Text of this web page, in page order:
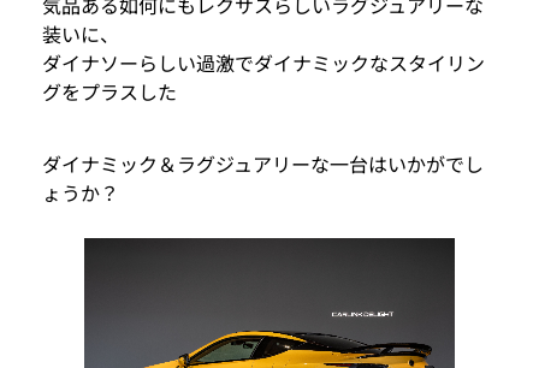
装いに、
ダイナソーらしい過激でダイナミックなスタイリン
グをプラスした
ダイナミック＆ラグジュアリーな一台はいかがでし
ょうか？